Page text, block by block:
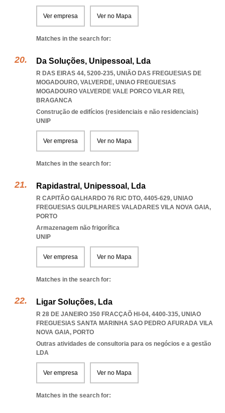
Ver empresa Ver no Mapa
Matches in the search for:
Da Soluções, Unipessoal, Lda
R DAS EIRAS 44, 5200-235, UNIÃO DAS FREGUESIAS DE
MOGADOURO, VALVERDE, UNIAO FREGUESIAS
MOGADOURO VALVERDE VALE PORCO VILAR REI ,
BRAGANCA
Construção de edifícios (residenciais e não residenciais)
UNIP
Ver empresa Ver no Mapa
Matches in the search for:
Rapidastral, Unipessoal, Lda
R CAPITÃO GALHARDO 76 R/C DTO, 4405-629, UNIAO
FREGUESIAS GULPILHARES VALADARES VILA NOVA GAIA,
PORTO
Armazenagem não frigorífica
UNIP
Ver empresa Ver no Mapa
Matches in the search for:
Ligar Soluções, Lda
R 28 DE JANEIRO 350 FRACÇAÕ HI-04, 4400-335, UNIAO
FREGUESIAS SANTA MARINHA SAO PEDRO AFURADA VILA
NOVA GAIA, PORTO
Outras atividades de consultoria para os negócios e a gestão
LDA
Ver empresa Ver no Mapa
Matches in the search for: